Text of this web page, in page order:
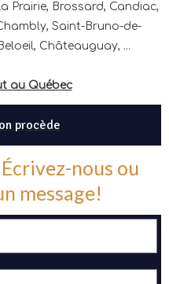
Prairie, Brossard, Candiac,
Saint-Bruno-de-
Châteauguay, ...
au Québec
procède
nous ou
message!